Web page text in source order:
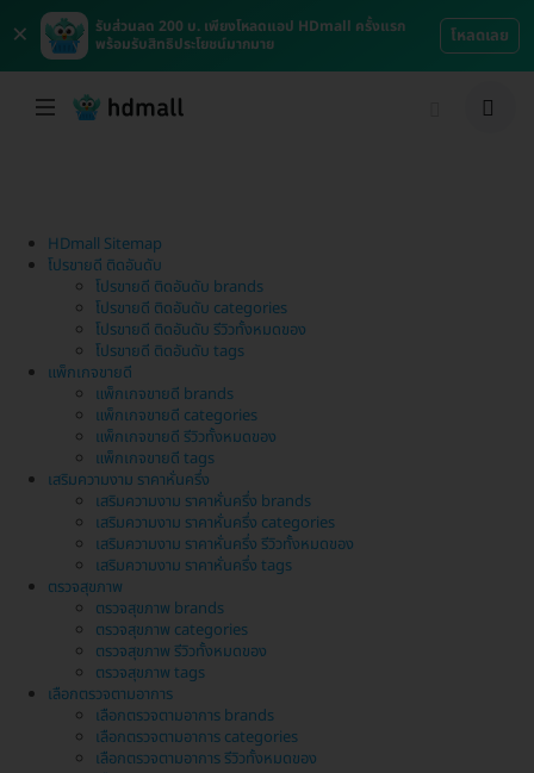
×
รับส่วนลด 200 บ. เพียงโหลดแอป HDmall ครั้งแรก
พร้อมรับสิทธิประโยชน์มากมาย
โหลดเลย
HDmall Sitemap
โปรขายดี ติดอันดับ
โปรขายดี ติดอันดับ brands
โปรขายดี ติดอันดับ categories
โปรขายดี ติดอันดับ รีวิวทั้งหมดของ
โปรขายดี ติดอันดับ tags
แพ็กเกจขายดี
แพ็กเกจขายดี brands
แพ็กเกจขายดี categories
แพ็กเกจขายดี รีวิวทั้งหมดของ
แพ็กเกจขายดี tags
เสริมความงาม ราคาหั่นครึ่ง
เสริมความงาม ราคาหั่นครึ่ง brands
เสริมความงาม ราคาหั่นครึ่ง categories
เสริมความงาม ราคาหั่นครึ่ง รีวิวทั้งหมดของ
เสริมความงาม ราคาหั่นครึ่ง tags
ตรวจสุขภาพ
ตรวจสุขภาพ brands
ตรวจสุขภาพ categories
ตรวจสุขภาพ รีวิวทั้งหมดของ
ตรวจสุขภาพ tags
เลือกตรวจตามอาการ
เลือกตรวจตามอาการ brands
เลือกตรวจตามอาการ categories
เลือกตรวจตามอาการ รีวิวทั้งหมดของ